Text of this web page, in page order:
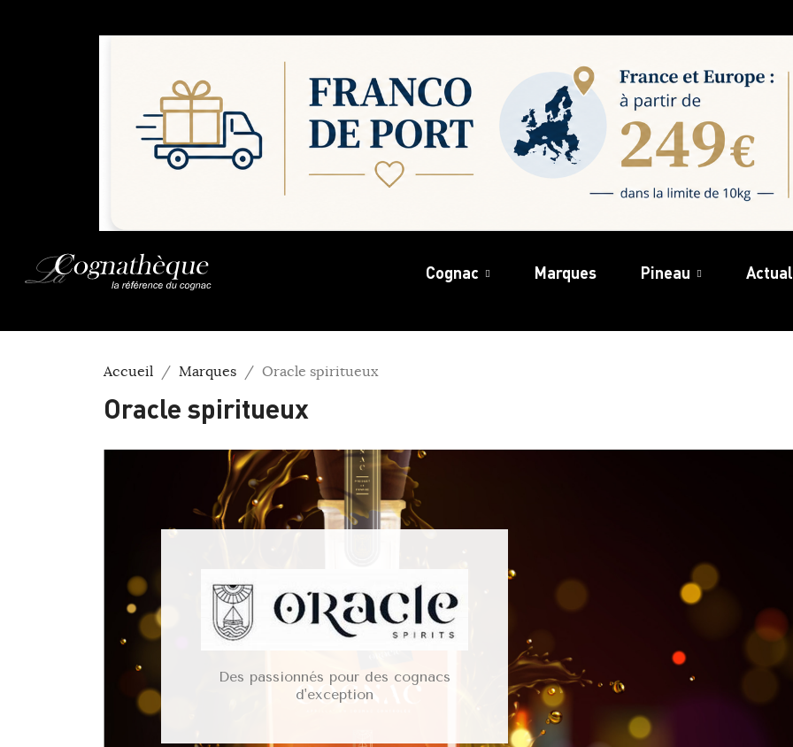
Cognac Marques Pineau
Accueil Marques Oracle spiritueux
Oracle spiritueux
Des passionnés pour des cognacs
d'exception